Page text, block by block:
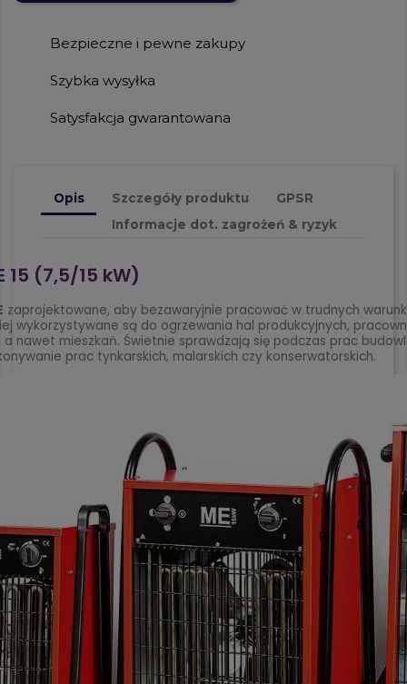
Bezpieczne i pewne zakupy
Szybka wysyłka
Satysfakcja gwarantowana
Opis Szczegóły produktu
GPSR
Informacje dot. zagrożeń & ryzyk
15 (7,5/15 kW)
zaprojektowane, aby bezawaryjnie pracować w trudnych
wykorzystywane są do ogrzewania hal produkcyjnych,
nawet mieszkań. Świetnie sprawdzają się podczas prac
prac tynkarskich, malarskich czy konserwatorskich.